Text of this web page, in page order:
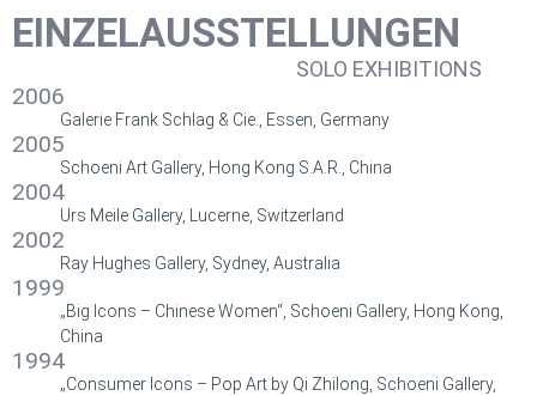
EINZELAUSSTELLUNGEN
SOLO EXHIBITIONS
2006
Galerie Frank Schlag & Cie., Essen, Germany
2005
Schoeni Art Gallery, Hong Kong S.A.R., China
2004
Urs Meile Gallery, Lucerne, Switzerland
2002
Ray Hughes Gallery, Sydney, Australia
1999
„Big Icons – Chinese Women“, Schoeni Gallery, Hong Kong,
China
1994
„Consumer Icons – Pop Art by Qi Zhilong, Schoeni Gallery,